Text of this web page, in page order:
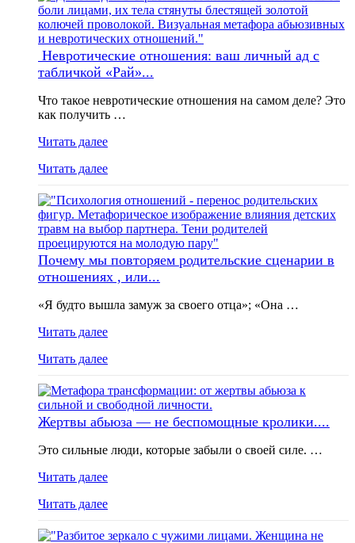
Невротические отношения: ваш личный ад с
табличкой «Рай»...
Что такое невротические отношения на самом деле? Это
как получить …
Читать далее
Читать далее
Почему мы повторяем родительские сценарии в
отношениях , или...
«Я будто вышла замуж за своего отца»; «Она …
Читать далее
Читать далее
Жертвы абьюза — не беспомощные кролики....
Это сильные люди, которые забыли о своей силе. …
Читать далее
Читать далее